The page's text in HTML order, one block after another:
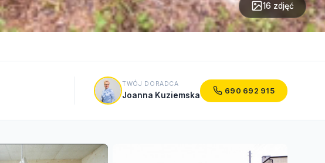
16 zdjęć
TWÓJ DORADCA
Joanna Kuziemska 690 692 915